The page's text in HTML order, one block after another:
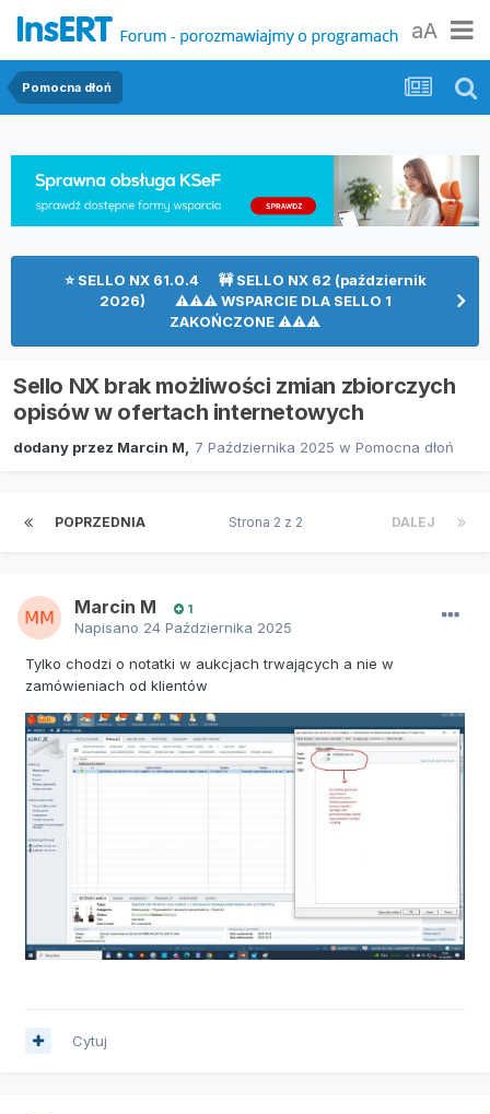
aA
Pomocna dłoń
⭐ SELLO NX 61.0.4 🚧 SELLO NX 62 (październik
2026) ⚠⚠⚠ WSPARCIE DLA SELLO 1
ZAKOŃCZONE ⚠⚠⚠
Sello NX brak możliwości zmian zbiorczych
opisów w ofertach internetowych
dodany przez Marcin M 7 Października 2025 w Pomocna dłoń
POPRZEDNIA DALEJ
Strona 2 z 2
Marcin M 1
Napisano 24 Października 2025
Tylko chodzi o notatki w aukcjach trwających a nie w
zamówieniach od klientów
Cytuj